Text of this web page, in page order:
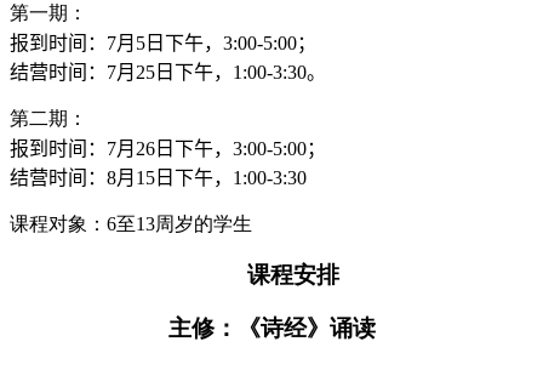
第一期：
报到时间：7月5日下午，3:00-5:00；
结营时间：7月25日下午，1 :00-3:30。
第二期：
报到时间：7月26日下午，3:00-5:00；
结营时间：8月15日下午，1 :00-3:30
课程对象：6至13周岁的学生
课程安排
主修：《诗经》诵读